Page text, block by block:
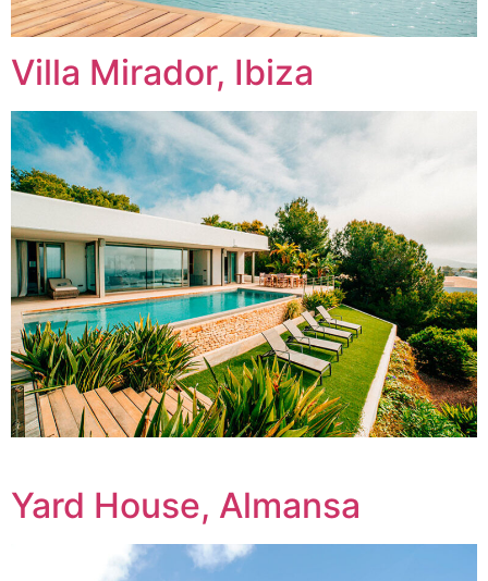
Villa Mirador, Ibiza
Yard House, Almansa